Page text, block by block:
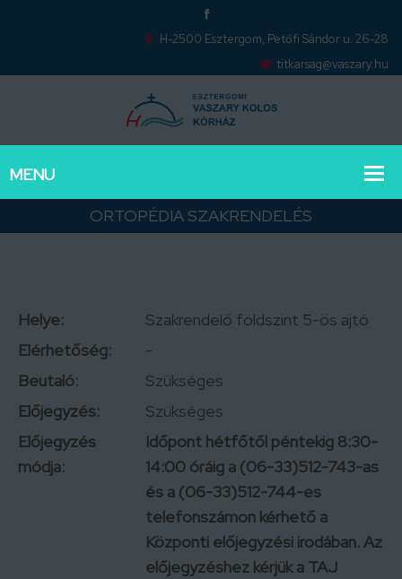
H-2500 Esztergom, Petőfi Sándor u. 26-28
titkarsag@vaszary.hu
ORTOPÉDIA SZAKRENDELÉS
Helye:
Szakrendelő földszint 5-ös ajtó
Elérhetőség:
-
Beutaló:
Szükséges
Előjegyzés:
Szükséges
Előjegyzés
módja:
Időpont hétfőtől péntekig 8:30-
14:00 óráig a (06-33)512-743-as
és a (06-33)512-744-es
telefonszámon kérhető a
Központi előjegyzési irodában. Az
előjegyzéshez kérjük a TAJ